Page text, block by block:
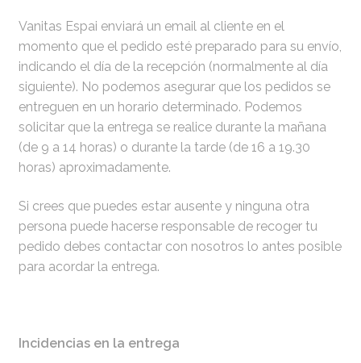
Vanitas Espai enviará un email al cliente en el
momento que el pedido esté preparado para su envío,
indicando el día de la recepción (normalmente al día
siguiente). No podemos asegurar que los pedidos se
entreguen en un horario determinado. Podemos
solicitar que la entrega se realice durante la mañana
(de 9 a 14 horas) o durante la tarde (de 16 a 19.30
horas) aproximadamente.
Si crees que puedes estar ausente y ninguna otra
persona puede hacerse responsable de recoger tu
pedido debes contactar con nosotros lo antes posible
para acordar la entrega.
Incidencias en la entrega